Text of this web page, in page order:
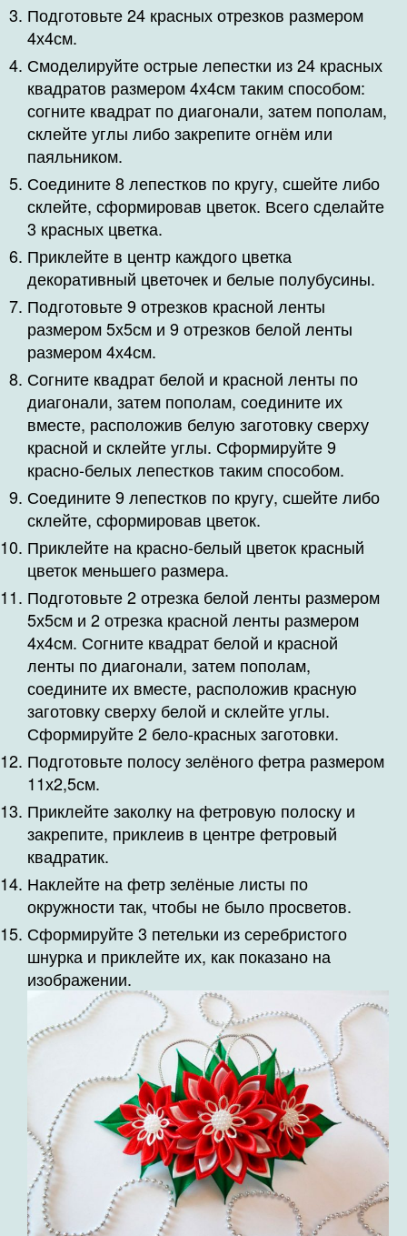
Подготовьте 24 красных отрезков размером
4х4см.
Смоделируйте острые лепестки из 24 красных
квадратов размером 4х4см таким способом:
согните квадрат по диагонали, затем пополам,
склейте углы либо закрепите огнём или
паяльником.
Соедините 8 лепестков по кругу, сшейте либо
склейте, сформировав цветок. Всего сделайте
3 красных цветка.
Приклейте в центр каждого цветка
декоративный цветочек и белые полубусины.
Подготовьте 9 отрезков красной ленты
размером 5х5см и 9 отрезков белой ленты
размером 4х4см.
Согните квадрат белой и красной ленты по
диагонали, затем пополам, соедините их
вместе, расположив белую заготовку сверху
красной и склейте углы. Сформируйте 9
красно-белых лепестков таким способом.
Соедините 9 лепестков по кругу, сшейте либо
склейте, сформировав цветок.
Приклейте на красно-белый цветок красный
цветок меньшего размера.
Подготовьте 2 отрезка белой ленты размером
5х5см и 2 отрезка красной ленты размером
4х4см. Согните квадрат белой и красной
ленты по диагонали, затем пополам,
соедините их вместе, расположив красную
заготовку сверху белой и склейте углы.
Сформируйте 2 бело-красных заготовки.
Подготовьте полосу зелёного фетра размером
11х2,5см.
Приклейте заколку на фетровую полоску и
закрепите, приклеив в центре фетровый
квадратик.
Наклейте на фетр зелёные листы по
окружности так, чтобы не было просветов.
Сформируйте 3 петельки из серебристого
шнурка и приклейте их, как показано на
изображении.